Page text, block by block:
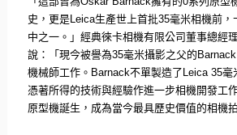
史，更是L eica生產世上首批35毫米相機前，
中之一。」經典徠卡相機有限公司董事總經
說：「現今被譽為35毫米攝影之父的Barnack
機械師工作。 Barnack不單製造了Leica 35毫
憑著所得的技術與經驗作進一步相機開發工
原型機誕生，成為當今最具歷史價值的相機